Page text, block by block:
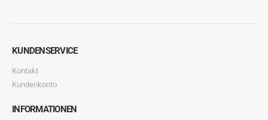
KUNDENSERVICE
Kontakt
Kundenkonto
INFORMATIONEN